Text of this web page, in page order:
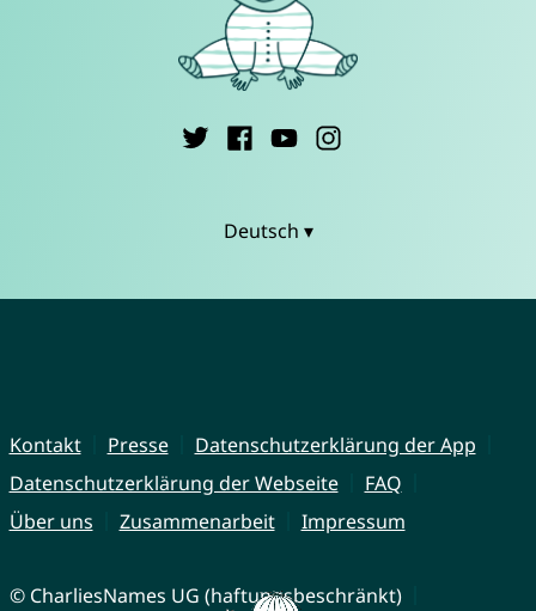
Deutsch ▾
Kontakt Presse
Datenschutzerklärung der App
Datenschutzerklärung der Webseite
FAQ
Über uns
Zusammenarbeit Impressum
© CharliesNames UG (haftungsbeschränkt)